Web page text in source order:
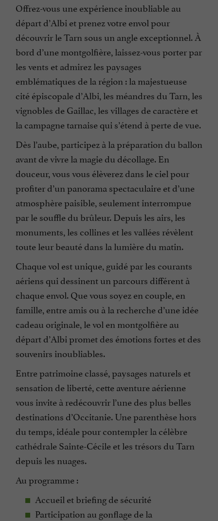
Offrez-vous une expérience inoubliable au
départ d’Albi et prenez votre envol pour
découvrir le Tarn sous un angle exceptionnel. À
bord d’une montgolfière, laissez-vous porter par
les vents et admirez les paysages
emblématiques de la région : la majestueuse
cité épiscopale d’Albi, les méandres du Tarn, les
vignobles de Gaillac, les villages de caractère et
la campagne tarnaise qui s’étend à perte de vue.
Dès l’aube, participez à la préparation du ballon
avant de vivre la magie du décollage. En
douceur, vous vous élèverez dans le ciel pour
profiter d’un panorama spectaculaire et d’une
atmosphère paisible, seulement interrompue
par le souffle du brûleur. Depuis les airs, les
monuments, les collines et les vallées révèlent
toute leur beauté dans la lumière du matin.
Chaque vol est unique, guidé par les courants
aériens qui dessinent un parcours différent à
chaque envol. Que vous soyez en couple, en
famille, entre amis ou à la recherche d’une idée
cadeau originale, le vol en montgolfière au
départ d’Albi promet des émotions fortes et des
souvenirs inoubliables.
Entre patrimoine classé, paysages naturels et
sensation de liberté, cette aventure aérienne
vous invite à redécouvrir l’une des plus belles
destinations d’Occitanie. Une parenthèse hors
du temps, idéale pour contempler la célèbre
cathédrale Sainte-Cécile et les trésors du Tarn
depuis les nuages.
Au programme :
Accueil et briefing de sécurité
Participation au gonflage de la